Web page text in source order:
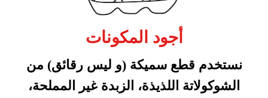
أجود المكونات
نستخدم قطع سميكة (و ليس رقائق) من
الشوكولاتة اللذيذة، الزبدة غير المملحة،